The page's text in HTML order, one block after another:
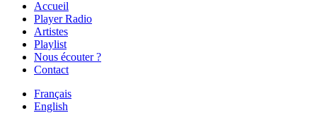
Accueil
Player Radio
Artistes
Playlist
Nous écouter ?
Contact
Français
English